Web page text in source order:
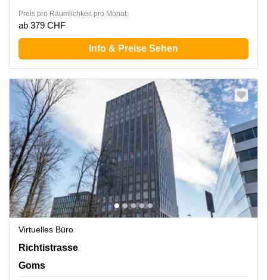
Preis pro Räumlichkeit pro Monat:
ab 379 CHF
Info & Preise Sehen
Virtuelles Büro
Richtistrasse 2, Goms
Richtistrasse
Goms